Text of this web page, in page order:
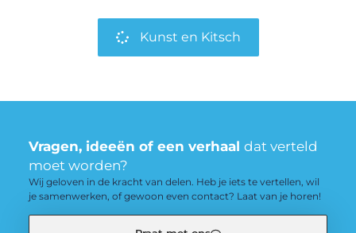
Kunst en Kitsch
Vragen, ideeën of een verhaal dat verteld
moet worden?
Wij geloven in de kracht van delen. Heb je iets te vertellen, wil
je samenwerken, of gewoon even contact? Laat van je horen!